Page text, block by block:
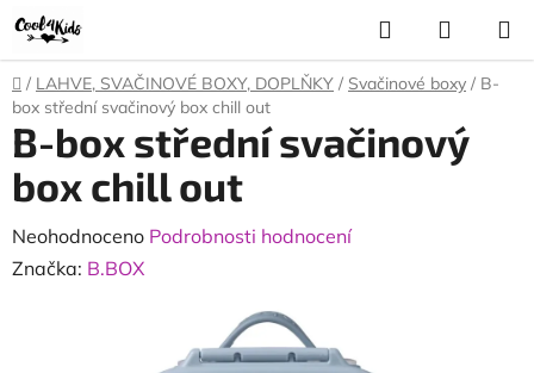
Přejít
na
obsah
Hledat
KOŠÍK
Domů
/ LAHVE, SVAČINOVÉ BOXY, DOPLŇKY / Svačinové boxy / B-
box střední svačinový box chill out
B-box střední svačinový
box chill out
Průměrné
hodnocení
Neohodnoceno Podrobnosti hodnocení
Značka: B.BOX